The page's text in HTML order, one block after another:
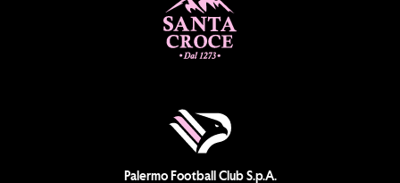
Palermo Football Club S.p.A.